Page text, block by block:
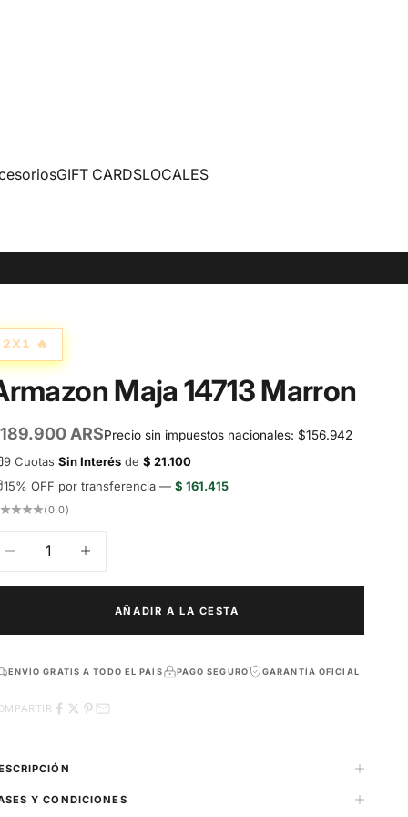
GIFT CARDSLOCALES
2X1 🔥
Maja 14713 Marron
de oferta
ARSPrecio sin impuestos nacionales: $156.942
9 CuotasSin Interés de$ 21.100
15% OFF por transferencia —$ 161.415
(0.0)
cantidadAumentar cantidad
AÑADIR A LA CESTA
ENVÍO GRATIS A TODO EL PAÍS PAGO SEGURO GARANTÍA OFICIAL
Y CONDICIONES